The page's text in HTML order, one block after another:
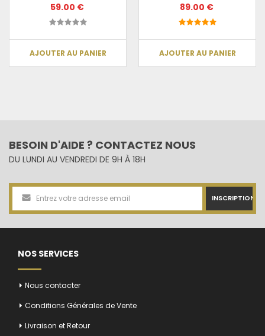
59.00 €
AJOUTER AU PANIER
89.00 €
AJOUTER AU PANIER
BESOIN D'AIDE ? CONTACTEZ NOUS
DU LUNDI AU VENDREDI DE 9H À 18H
INSCRIPTION
NOS SERVICES
Nous contacter
Conditions Générales de Vente
Livraison et Retour